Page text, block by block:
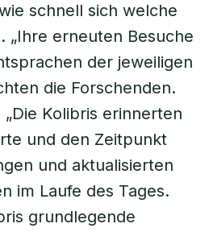
schnell sich welche
„Ihre erneuten Besuche
der jeweiligen
die Forschenden.
Kolibris erinnerten
und den Zeitpunkt
und aktualisierten
im Laufe des Tages.
grundlegende